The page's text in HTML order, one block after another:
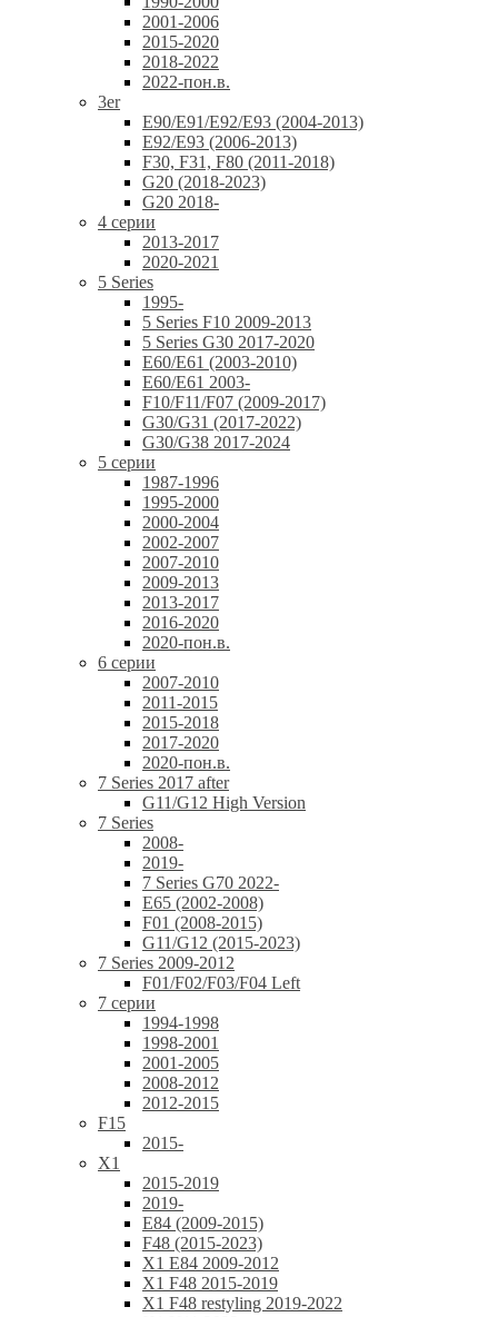
2001-2006
2015-2020
2018-2022
2022-пон.в.
3er
E90/E91/E92/E93 (2004-2013)
E92/E93 (2006-2013)
F30, F31, F80 (2011-2018)
G20 (2018-2023)
G20 2018-
4 серии
2013-2017
2020-2021
5 Series
1995-
5 Series F10 2009-2013
5 Series G30 2017-2020
E60/E61 (2003-2010)
E60/E61 2003-
F10/F11/F07 (2009-2017)
G30/G31 (2017-2022)
G30/G38 2017-2024
5 серии
1987-1996
1995-2000
2000-2004
2002-2007
2007-2010
2009-2013
2013-2017
2016-2020
2020-пон.в.
6 серии
2007-2010
2011-2015
2015-2018
2017-2020
2020-пон.в.
7 Series 2017 after
G11/G12 High Version
7 Series
2008-
2019-
7 Series G70 2022-
E65 (2002-2008)
F01 (2008-2015)
G11/G12 (2015-2023)
7 Series 2009-2012
F01/F02/F03/F04 Left
7 серии
1994-1998
1998-2001
2001-2005
2008-2012
2012-2015
F15
2015-
X1
2015-2019
2019-
E84 (2009-2015)
F48 (2015-2023)
X1 E84 2009-2012
X1 F48 2015-2019
X1 F48 restyling 2019-2022